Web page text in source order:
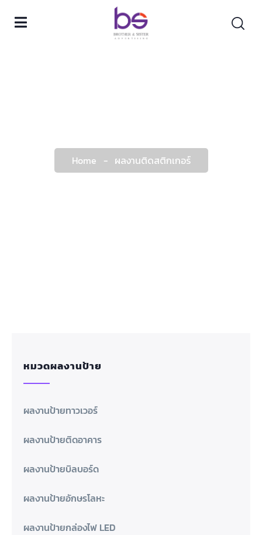
Home - ผลงานติดสติกเกอร์
หมวดผลงานป้าย
ผลงานป้ายทาวเวอร์
ผลงานป้ายติดอาคาร
ผลงานป้ายบิลบอร์ด
ผลงานป้ายอักษรโลหะ
ผลงานป้ายกล่องไฟ LED